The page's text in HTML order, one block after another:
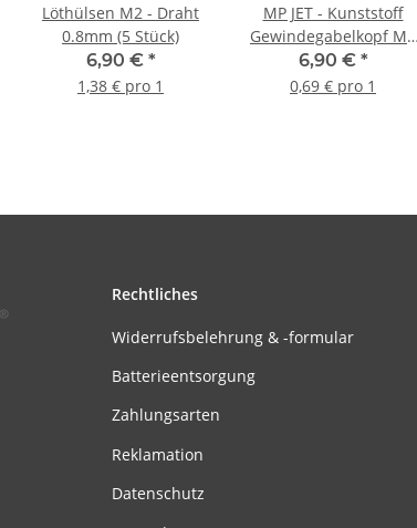
Löthülsen M2 - Draht
0.8mm (5 Stück)
6,90 € *
1,38 € pro 1
MP JET - Kunststoff
Gewindegabelkopf M2
x 1,0mm (10 Stück)
6,90 € *
0,69 € pro 1
Rechtliches
Widerrufsbelehrung & -formular
Batterieentsorgung
Zahlungsarten
Reklamation
Datenschutz